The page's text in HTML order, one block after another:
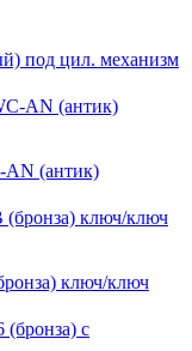
под цил. механизм
AN (антик)
ключ/ключ